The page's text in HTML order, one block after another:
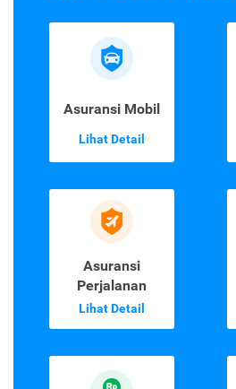
Asuransi Mobil
Lihat Detail
Asuransi
Perjalanan
Lihat Detail